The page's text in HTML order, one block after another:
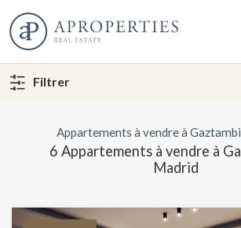
Filtrer
Appartements à vendre à
6 Appartements à vendre à
Madrid